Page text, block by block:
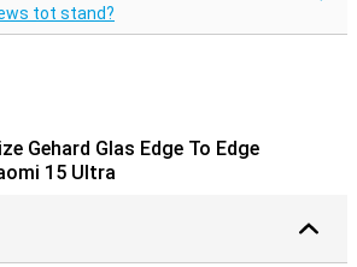
tot stand?
Gehard Glas Edge To Edge
15 Ultra